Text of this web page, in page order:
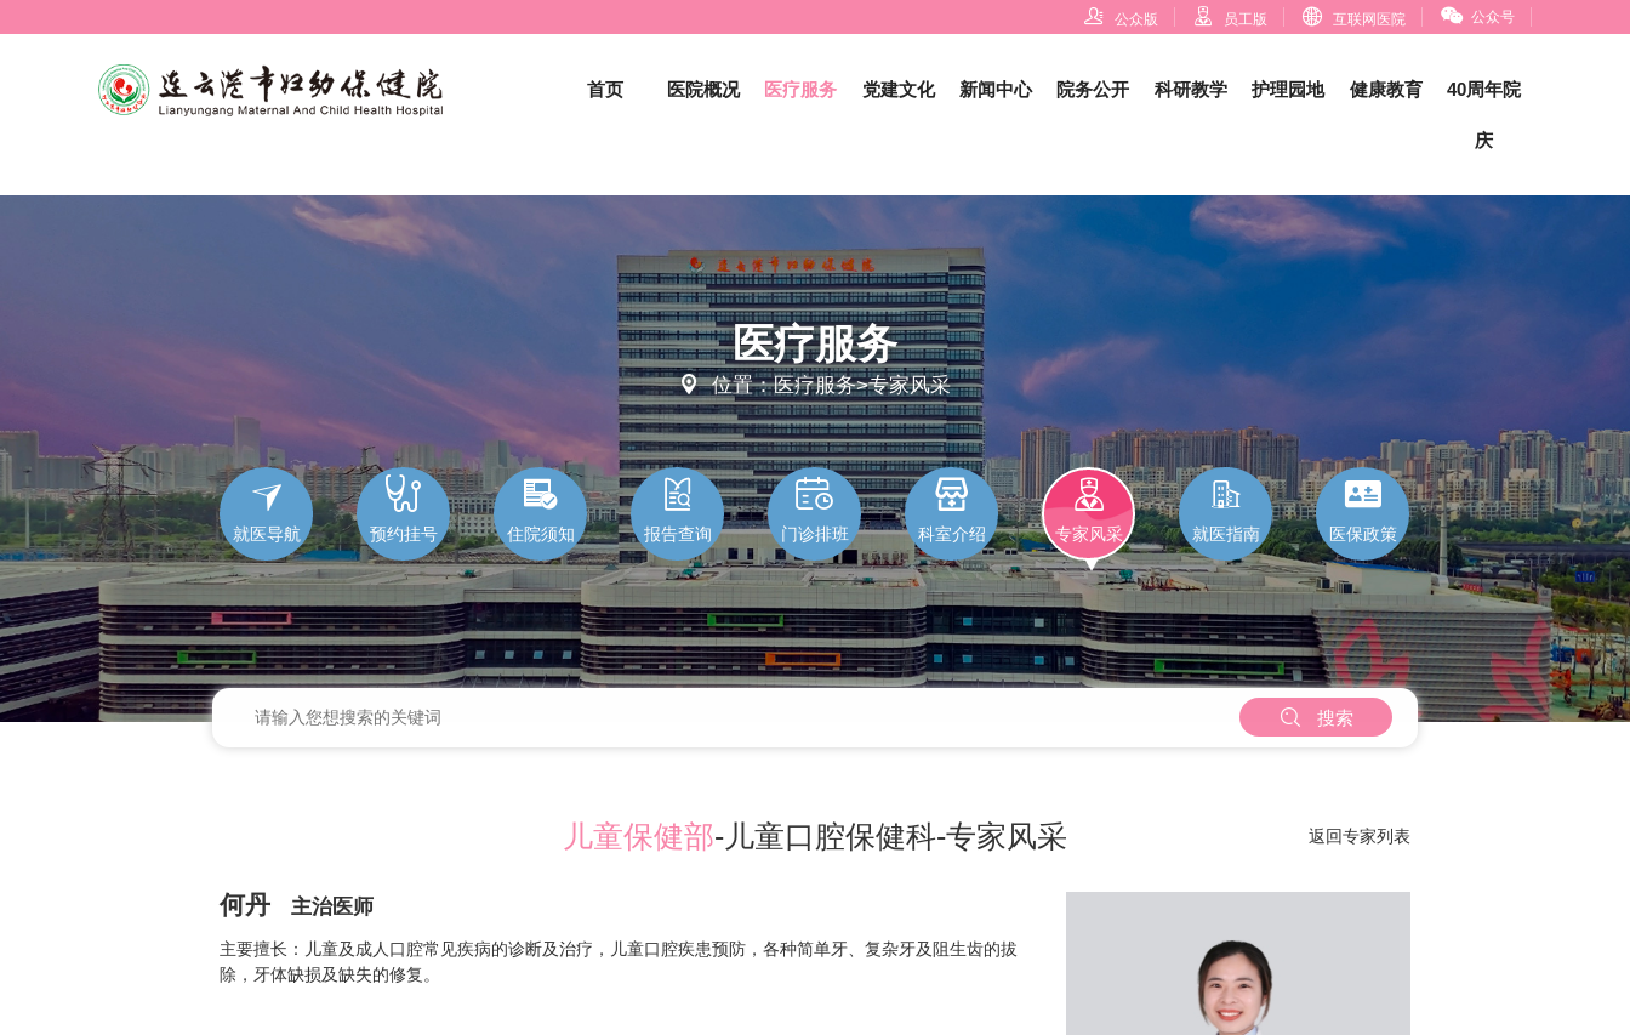
 公众版  员工版  互联网医院  公众号
首页 医院概况 医疗服务 党建文化 新闻中心 院务公开 科研教学 护理园地 健康教育 40周年院
庆
 搜索
医疗服务
 位置：医疗服务>专家风采

就医导航

预约挂号

住院须知

报告查询

门诊排班

科室介绍

专家风采

就医指南

医保政策
儿童保健部-儿童口腔保健科-专家风采 返回专家列表
何丹 主治医师
主要擅长：儿童及成人口腔常见疾病的诊断及治疗，儿童口腔疾患预防，各种简单牙、复杂牙及阻生齿的拔
除，牙体缺损及缺失的修复。